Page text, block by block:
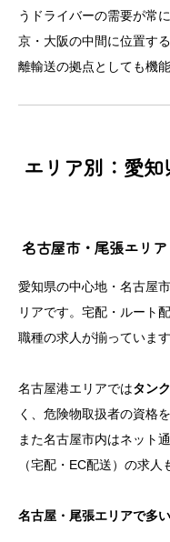
うドライバーの需要が常
京・大阪の中間に位置す
離輸送の拠点としても機能
エリア別：愛
名古屋市・尾張エリア
愛知県の中心地・名古屋
リアです。宅配・ルート
職種の求人が揃っています
名古屋港エリアではタン
く、危険物取扱者の資格
また名古屋市内はネット
（宅配・EC配送）の求人
名古屋・尾張エリアで多